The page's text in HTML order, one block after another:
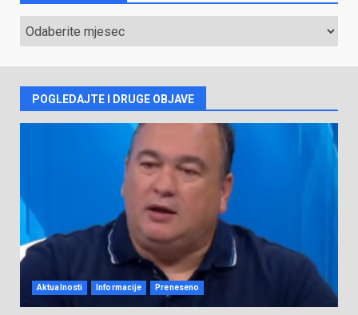
ARHIVA
VIJESTI
POGLEDAJTE I DRUGE OBJAVE
Aktualnosti Informacije Preneseno